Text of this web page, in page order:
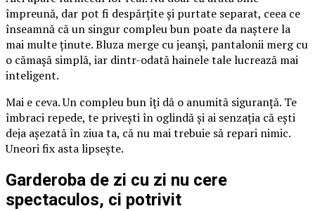
împreună, dar pot fi despărțite și purtate separat, ceea ce
înseamnă că un singur compleu bun poate da naștere la
mai multe ținute. Bluza merge cu jeanși, pantalonii merg cu
o cămașă simplă, iar dintr-odată hainele tale lucrează mai
inteligent.
Mai e ceva. Un compleu bun îți dă o anumită siguranță. Te
îmbraci repede, te privești în oglindă și ai senzația că ești
deja așezată în ziua ta, că nu mai trebuie să repari nimic.
Uneori fix asta lipsește.
Garderoba de zi cu zi nu cere
spectaculos, ci potrivit